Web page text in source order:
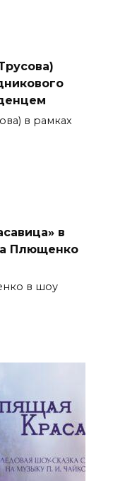
в рамках
в
Плющенко
в шоу